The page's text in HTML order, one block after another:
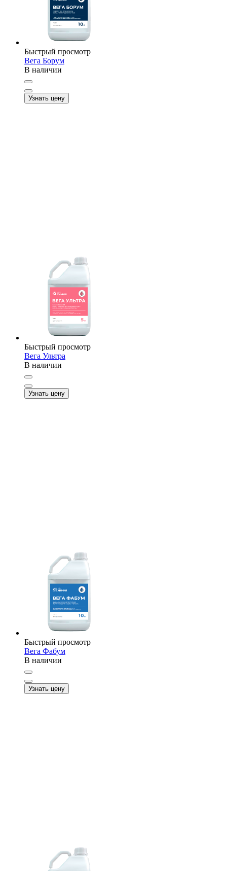
Быстрый просмотр
Вега Борум
В наличии
Узнать цену
Быстрый просмотр
Вега Ультра
В наличии
Узнать цену
Быстрый просмотр
Вега Фабум
В наличии
Узнать цену